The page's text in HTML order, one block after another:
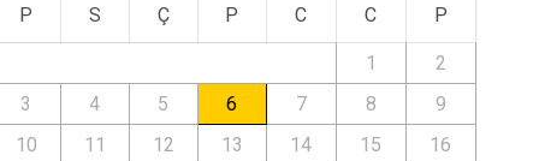
P S Ç P C C P
1
2
3
4 5 6 7 8
9
10
11 12 13 14 15
16